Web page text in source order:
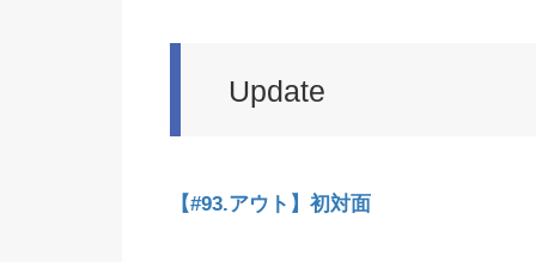
Update
【#93.アウト】初対面